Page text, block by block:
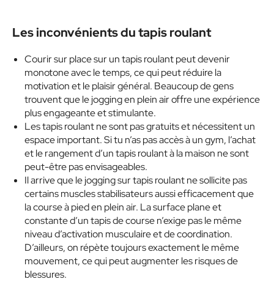
Les inconvénients du tapis roulant
Courir sur place sur un tapis roulant peut devenir
monotone avec le temps, ce qui peut réduire la
motivation et le plaisir général. Beaucoup de gens
trouvent que le jogging en plein air offre une expérience
plus engageante et stimulante.
Les tapis roulant ne sont pas gratuits et nécessitent un
espace important. Si tu n’as pas accès à un gym, l’achat
et le rangement d’un tapis roulant à la maison ne sont
peut-être pas envisageables.
Il arrive que le jogging sur tapis roulant ne sollicite pas
certains muscles stabilisateurs aussi efficacement que
la course à pied en plein air. La surface plane et
constante d’un tapis de course n’exige pas le même
niveau d’activation musculaire et de coordination.
D’ailleurs, on répète toujours exactement le même
mouvement, ce qui peut augmenter les risques de
blessures.